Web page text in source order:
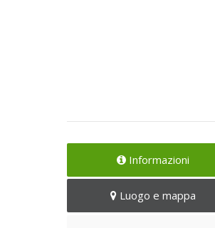
Informazioni
Luogo e mappa